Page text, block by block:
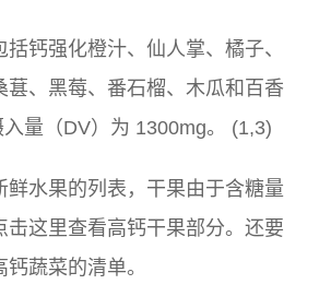
钙强化橙汁、仙人掌、橘子、
葚、黑莓、番石榴、木瓜和百香
量（DV）为 1300mg。 (1,3)
鲜水果的列表，干果由于含糖量
击这里查看高钙干果部分。还要
蔬菜的清单。